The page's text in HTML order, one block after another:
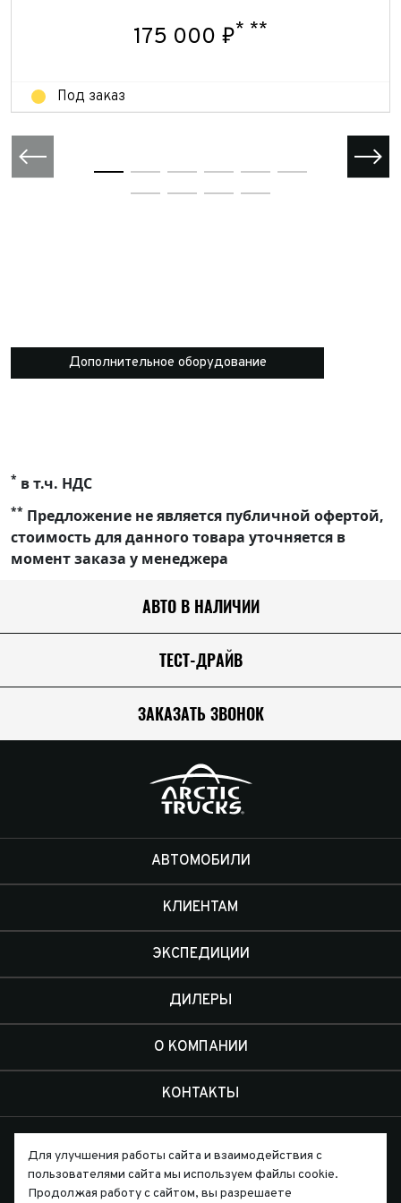
175 000 ₽* **
Под заказ
Дополнительное оборудование
* в т.ч. НДС
** Предложение не является публичной офертой,
стоимость для данного товара уточняется в
момент заказа у менеджера
АВТО В НАЛИЧИИ
ТЕСТ-ДРАЙВ
ЗАКАЗАТЬ ЗВОНОК
АВТОМОБИЛИ
КЛИЕНТАМ
ЭКСПЕДИЦИИ
ДИЛЕРЫ
О КОМПАНИИ
КОНТАКТЫ
Отправить
Для улучшения работы сайта и взаимодействия с
пользователями сайта мы используем файлы cookie.
Продолжая работу с сайтом, вы разрешаете